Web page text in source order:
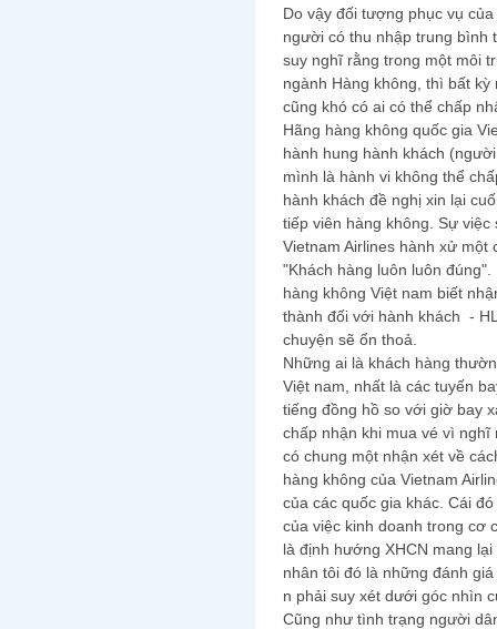
Do vậy đối tượng phục vụ
người có thu nhập trung bình
suy nghĩ rằng trong một môi
ngành Hàng không, thì bất
cũng khó có ai có thể chấp
Hãng hàng không quốc gia
hành hung hành khách
mình là hành vi không thể
hành khách đề nghị xin lại
tiếp viên hàng không. Sự
Vietnam Airlines hành xử
"Khách hàng luôn luôn
hàng không Việt nam biết
thành đối với hành khách -
chuyện sẽ ổn thoả.
Những ai là khách hàng
Việt nam, nhất là các tuyến
tiếng đồng hồ so với giờ bay
chấp nhận khi mua vé vì
có chung một nhận xét về
hàng không của Vietnam
của các quốc gia khác. Cái
của việc kinh doanh trong cơ
là định hướng XHCN mang
nhân tôi đó là những đánh
n phải suy xét dưới góc nhìn
Cũng như tình trạng người